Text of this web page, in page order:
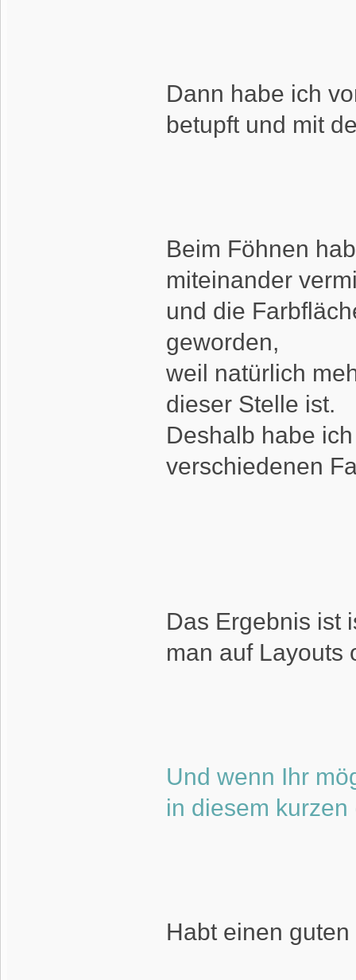
Dann habe ich
betupft und mit
Beim Föhnen
miteinander
und die
geworden,
weil natürlich
dieser Stelle ist.
Deshalb habe
verschiedenen
Das Ergebnis ist
man auf Layouts
Und wenn Ihr
in diesem
Habt einen